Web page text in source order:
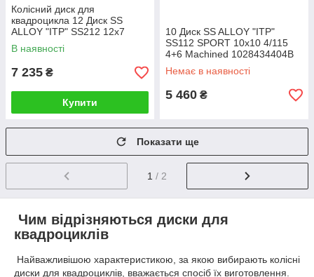
Колісний диск для
квадроцикла 12 Диск SS
ALLOY "ITP" SS212 12x7
4/110 5+2 Black
В наявності
7 235 ₴
Купити
10 Диск SS ALLOY "ITP"
SS112 SPORT 10x10 4/115
4+6 Machined 1028434404B
Немає в наявності
5 460 ₴
Показати ще
1 / 2
Чим відрізняються диски для
квадроциклів
Найважливішою характеристикою, за якою вибирають колісні
диски для квадроциклів, вважається спосіб їх виготовлення.